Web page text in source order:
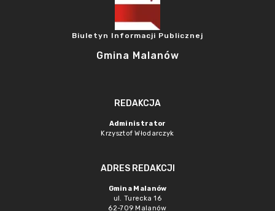
Biuletyn Informacji Publicznej
Gmina Malanów
REDAKCJA
Administrator
Krzysztof Włodarczyk
ADRES REDAKCJI
Gmina Malanów
ul. Turecka 16
62-709 Malanów